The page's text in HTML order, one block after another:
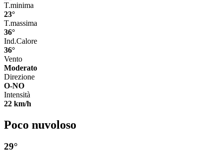
T.minima
23°
T.massima
36°
Ind.Calore
36°
Vento
Moderato
Direzione
O-NO
Intensità
22 km/h
Poco nuvoloso
29°